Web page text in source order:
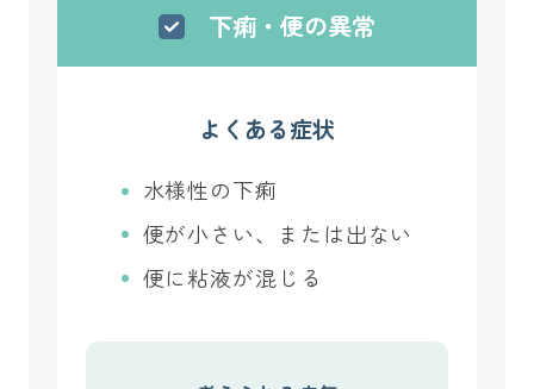
下痢・便の異常
よくある症状
水様性の下痢
便が小さい、または出ない
便に粘液が混じる